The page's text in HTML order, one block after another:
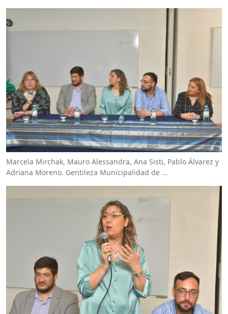
Marcela Mirchak, Mauro Alessandra, Ana Sisti, Pablo Álvarez y
Adriana Moreno. Gentileza Municipalidad de ...